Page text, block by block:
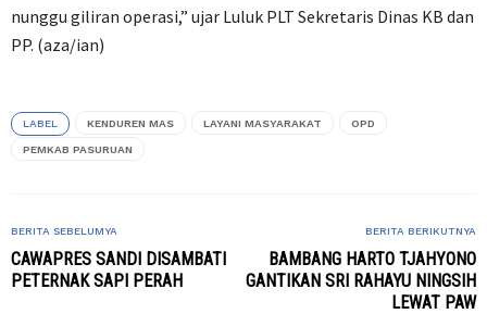
nunggu giliran operasi,” ujar Luluk PLT Sekretaris Dinas KB dan
PP. (aza/ian)
LABEL KENDUREN MAS LAYANI MASYARAKAT OPD
PEMKAB PASURUAN
BERITA SEBELUMYA
CAWAPRES SANDI DISAMBATI
PETERNAK SAPI PERAH
BERITA BERIKUTNYA
BAMBANG HARTO TJAHYONO
GANTIKAN SRI RAHAYU NINGSIH
LEWAT PAW